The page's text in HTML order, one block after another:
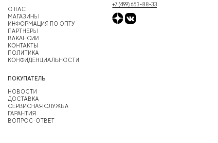
О НАС
МАГАЗИНЫ
ИНФОРМАЦИЯ ПО ОПТУ
ПАРТНЕРЫ
ВАКАНСИИ
КОНТАКТЫ
ПОЛИТИКА
КОНФИДЕНЦИАЛЬНОСТИ
ПОКУПАТЕЛЬ
НОВОСТИ
ДОСТАВКА
СЕРВИСНАЯ СЛУЖБА
ГАРАНТИЯ
ВОПРОС-ОТВЕТ
+7 (499) 653-88-33